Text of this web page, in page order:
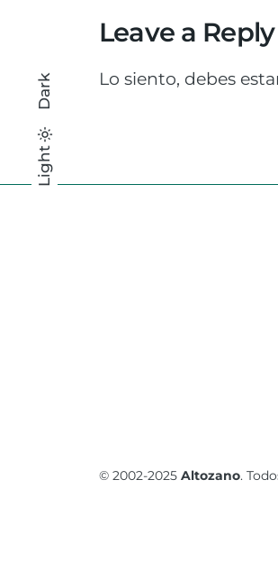
Light
Dark
Light
Dark
Leave a Reply
Lo siento, debes
© 2002-2025Altozano.